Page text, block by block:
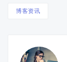
博客资讯